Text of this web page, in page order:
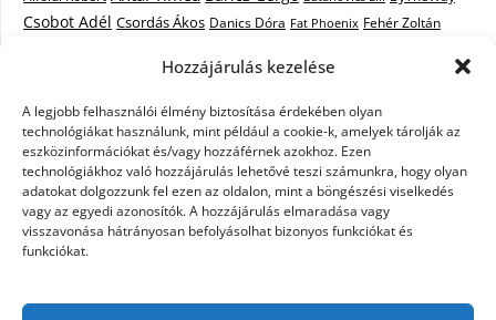
Hozzájárulás kezelése
A legjobb felhasználói élmény biztosítása érdekében olyan
technológiákat használunk, mint például a cookie-k, amelyek tárolják az
eszközinformációkat és/vagy hozzáférnek azokhoz. Ezen
technológiákhoz való hozzájárulás lehetővé teszi számunkra, hogy olyan
adatokat dolgozzunk fel ezen az oldalon, mint a böngészési viselkedés
vagy az egyedi azonosítók. A hozzájárulás elmaradása vagy
visszavonása hátrányosan befolyásolhat bizonyos funkciókat és
funkciókat.
Csobot Adél Csordás Ákos Danics Dóra Fat Phoenix Fehér Zoltán
Kovács László Stone
Krasznai Tünde Like LiL C. Malek Miklós mentor Muri Enikő
Nagy Feró Oláh Gergő Péterffy Lili Rocktenors RTL Klub
Cowell Szabó Dávid Szabó Ádám Szikora Róbert Takács Nikolas
Tarány Tamás Tóth Gabi Vastag Csaba Vastag Tamás
Kati X-factor X-FaktorX-Faktor videók
X-Faktor válogatásx faktor döntő Zámbó